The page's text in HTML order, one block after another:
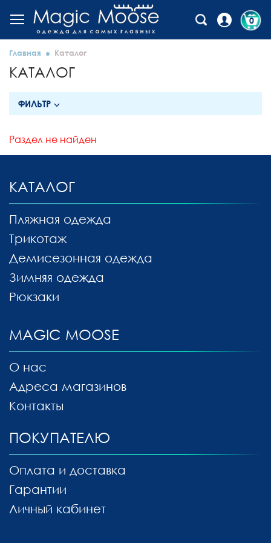
0
Главная Каталог
КАТАЛОГ
ФИЛЬТР
Раздел не найден
MAGIC MOOSE
О нас
Адреса магазинов
Контакты
КАТАЛОГ
Пляжная одежда
Трикотаж
Демисезонная одежда
Зимняя одежда
Рюкзаки
ПОКУПАТЕЛЮ
Оплата и доставка
Гарантии
Личный кабинет